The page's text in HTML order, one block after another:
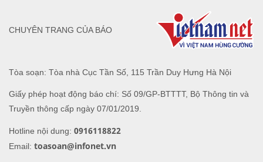
Tòa soạn: Tòa nhà Cục Tần Số, 115 Trần Duy Hưng Hà Nội
Giấy phép hoạt động báo chí: Số 09/GP-BTTTT, Bộ Thông tin và
Truyền thông cấp ngày 07/01/2019.
Hotline nội dung: 0916118822
Email: toasoan@infonet.vn
CHUYÊN TRANG CỦA BÁO